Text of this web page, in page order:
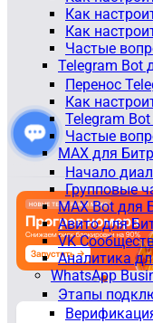
Как
Как
Частые
Telegram Bot
Перенос
Как
Telegram
Частые
MAX для
Начало
Групповые
MAX Bot для
Авито для
VK
Аналитика
WhatsApp
Этапы